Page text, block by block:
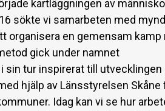
kartläggningen av
sökte vi samarbeten med
organisera en gemensam kamp
gick under namnet
sin tur inspirerat till utvecklingen
hjälp av Länsstyrelsen Skåne
Idag kan vi se hur